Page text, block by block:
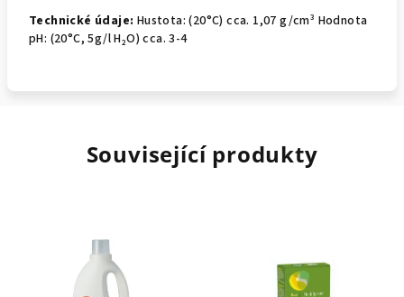
Technické údaje: Hustota: (20°C) cca. 1,07 g/cm³ Hodnota
pH: (20°C, 5g/l H₂O) cca. 3-4
Související produkty